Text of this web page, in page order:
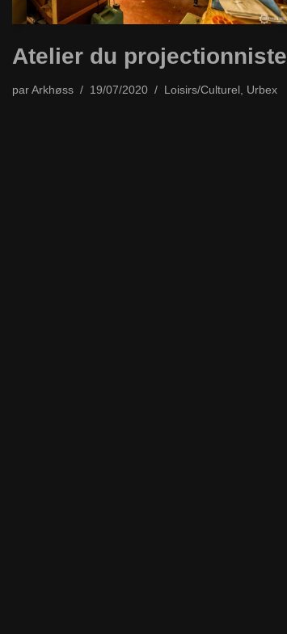
Atelier du projectionniste
parArkhøss 19/07/2020 Loisirs/Culturel Urbex